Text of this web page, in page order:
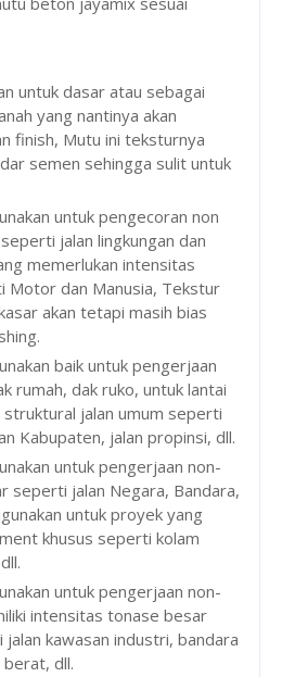
untuk dasar atau sebagai
yang nantinya akan
finish, Mutu ini teksturnya
semen sehingga sulit untuk
untuk pengecoran non
jalan lingkungan dan
memerlukan intensitas
Motor dan Manusia, Tekstur
akan tetapi masih bias
baik untuk pengerjaan
rumah, dak ruko, untuk lantai
struktural jalan umum seperti
Kabupaten, jalan propinsi, dll.
untuk pengerjaan non-
seperti jalan Negara, Bandara,
untuk proyek yang
khusus seperti kolam
untuk pengerjaan non-
intensitas tonase besar
kawasan industri, bandara
berat, dll.